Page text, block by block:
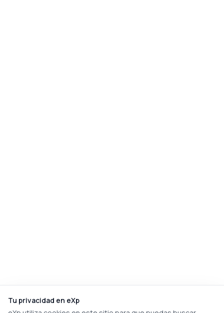
Tu privacidad en eXp